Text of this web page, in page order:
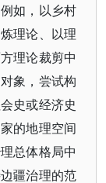
如，以乡村
理论、以理
理论裁剪中
象，尝试构
史或经济史
的地理空间
总体格局中
疆治理的范